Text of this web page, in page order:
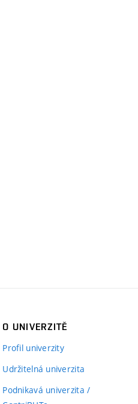
O UNIVERZITĚ
Profil univerzity
Udržitelná univerzita
Podnikavá univerzita /